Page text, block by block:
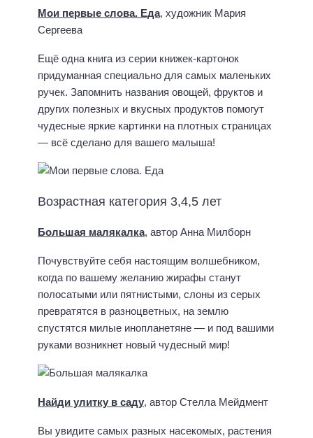
Мои первые слова. Еда, художник Мария
Сергеева
Ещё одна книга из серии книжек-картонок
придуманная специально для самых маленьких
ручек. Запомнить названия овощей, фруктов и
других полезных и вкусных продуктов помогут
чудесные яркие картинки на плотных страницах
— всё сделано для вашего малыша!
Возрастная категория 3,4,5 лет
Большая малякалка, автор Анна Милборн
Почувствуйте себя настоящим волшебником,
когда по вашему желанию жирафы станут
полосатыми или пятнистыми, слоны из серых
превратятся в разноцветных, на землю
спустятся милые инопланетяне — и под вашими
руками возникнет новый чудесный мир!
Найди улитку в саду, автор Стелла Мейдмент
Вы увидите самых разных насекомых, растения